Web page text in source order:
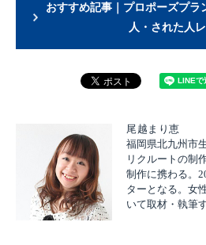
おすすめ記事｜プロポーズプラ
人・された人
尾越まり恵
福岡県北九州市
リクルートの制
制作に携わる。
ターとなる。女
いて取材・執筆す